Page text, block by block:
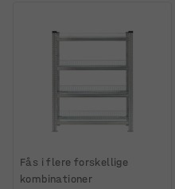
Fås i flere forskellige
kombinationer